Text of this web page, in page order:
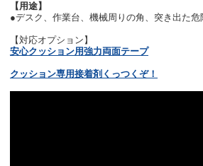
【用途】
●デスク、作業台、機械周りの角、突き出た危
【対応オプション】
安心クッション用強力両面テープ
クッション専用接着剤くっつくぞ！